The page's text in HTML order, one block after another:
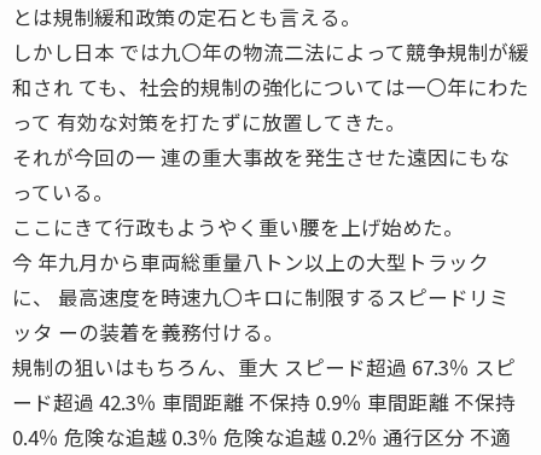
とは規制緩和政策の定石とも言える。
しかし日本 では九〇年の物流二法によって競争規制が緩
和され ても、社会的規制の強化については一〇年にわた
って 有効な対策を打たずに放置してきた。
それが今回の一 連の重大事故を発生させた遠因にもな
っている。
ここにきて行政もようやく重い腰を上げ始めた。
今 年九月から車両総重量八トン以上の大型トラック
に、 最高速度を時速九〇キロに制限するスピードリミ
ッタ ーの装着を義務付ける。
規制の狙いはもちろん、重大 スピード超過 67.3％ スピ
ード超過 42.3％ 車間距離 不保持 0.9％ 車間距離 不保持
0.4％ 危険な追越 0.3％ 危険な追越 0.2％ 通行区分 不適